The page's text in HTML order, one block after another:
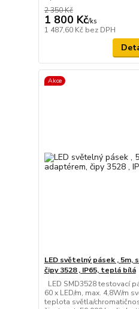
2 350 Kč
1 800 Kč/ks
1 487,60 Kč bez DPH
Akce
LED světelný pásek , 5m,
čipy 3528 , IP65, teplá bílá
LED SMD3528 testovací
60 x LED/m, max. 4,8W/m
teplota světla/